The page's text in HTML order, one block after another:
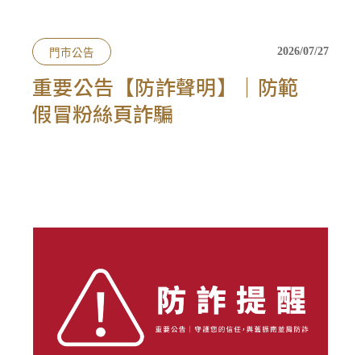
門市公告 2026/07/27
重要公告【防詐聲明】｜防範
假冒粉絲頁詐騙